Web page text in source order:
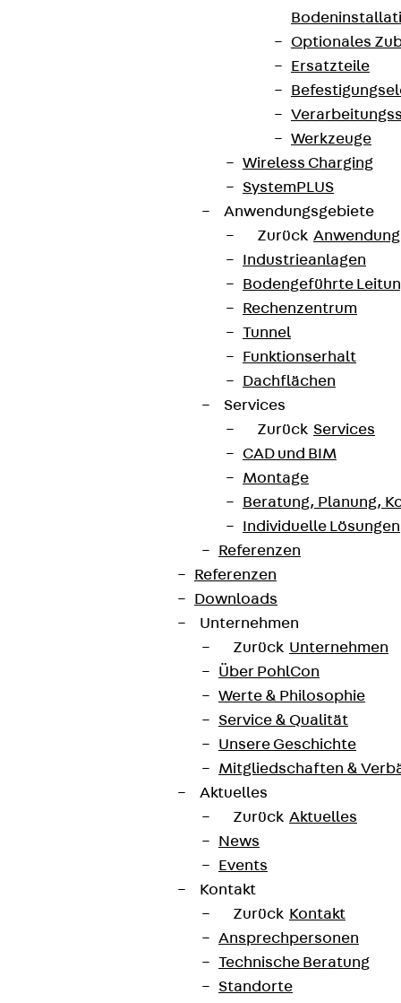
Optionales
Ersatzteile
Werkzeuge
Wireless Charging
SystemPLUS
Anwendungsgebiete
Zurück
Industrieanlagen
Bodengeführte
Rechenzentrum
Tunnel
Funktionserhalt
Dachflächen
Services
Zurück Services
CAD und BIM
Montage
Beratung, Planung,
Individuelle Lösungen
Referenzen
Referenzen
Downloads
Unternehmen
Zurück Unternehmen
Über PohlCon
Werte & Philosophie
Service & Qualität
Unsere Geschichte
Mitgliedschaften &
Aktuelles
Zurück Aktuelles
News
Events
Kontakt
Zurück Kontakt
Ansprechpersonen
Technische Beratung
Standorte